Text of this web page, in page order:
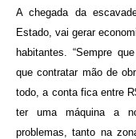
A chegada da
Estado, vai gerar
habitantes. “Sempre
que contratar mão de
todo, a conta fica entre
ter uma máquina a
problemas, tanto na